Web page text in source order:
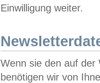
Einwilligung weiter.
Wenn sie den auf der
benötigen wir von